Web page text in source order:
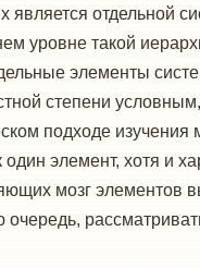
является отдельной
уровне такой
элементы
степени
подходе изучения
элемент, хотя и
мозг элементов